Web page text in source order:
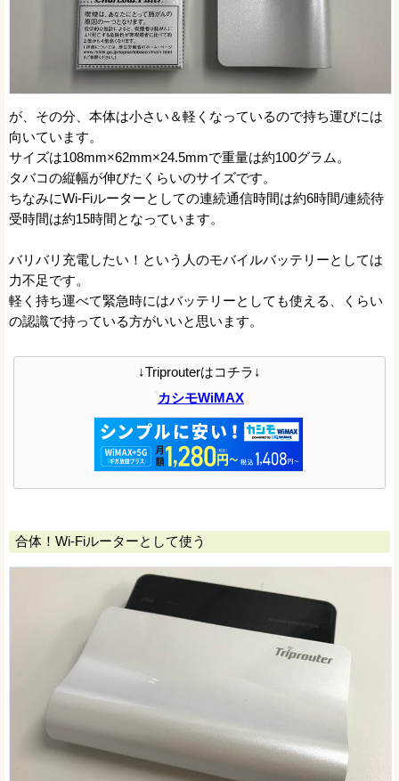
が、その分、本体は小さい＆軽くなっているので持ち運びには
向いています。
サイズは108mm×62mm×24.5mmで重量は約100グラム。
タバコの縦幅が伸びたくらいのサイズです。
ちなみにWi-Fiルーターとしての連続通信時間は約6時間/連続待
受時間は約15時間となっています。
バリバリ充電したい！という人のモバイルバッテリーとしては
力不足です。
軽く持ち運べて緊急時にはバッテリーとしても使える、くらい
の認識で持っている方がいいと思います。
↓Triprouterはコチラ↓
カシモWiMAX
合体！Wi-Fiルーターとして使う